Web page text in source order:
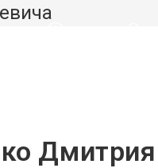
ПО
Дмитрия